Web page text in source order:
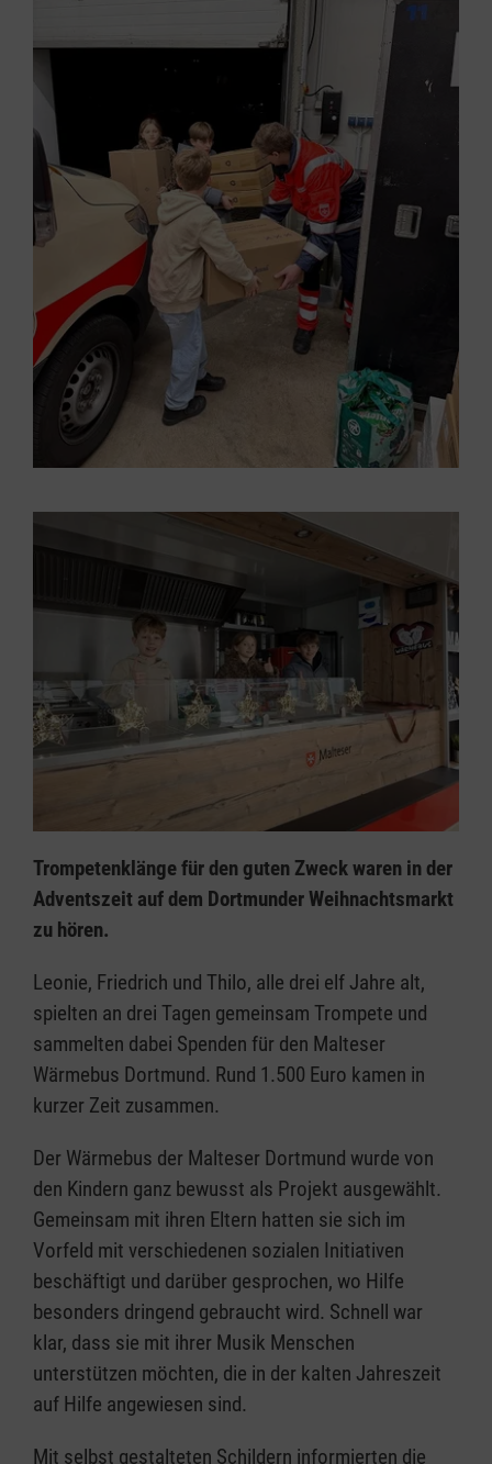
Trompetenklänge für den guten Zweck waren in der
Adventszeit auf dem Dortmunder Weihnachtsmarkt
zu hören.
Leonie, Friedrich und Thilo, alle drei elf Jahre alt,
spielten an drei Tagen gemeinsam Trompete und
sammelten dabei Spenden für den Malteser
Wärmebus Dortmund. Rund 1.500 Euro kamen in
kurzer Zeit zusammen.
Der Wärmebus der Malteser Dortmund wurde von
den Kindern ganz bewusst als Projekt ausgewählt.
Gemeinsam mit ihren Eltern hatten sie sich im
Vorfeld mit verschiedenen sozialen Initiativen
beschäftigt und darüber gesprochen, wo Hilfe
besonders dringend gebraucht wird. Schnell war
klar, dass sie mit ihrer Musik Menschen
unterstützen möchten, die in der kalten Jahreszeit
auf Hilfe angewiesen sind.
Mit selbst gestalteten Schildern informierten die